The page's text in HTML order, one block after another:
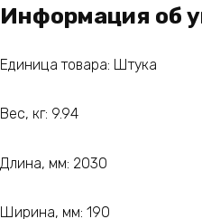
Информация об
Единица товара: Штука
Вес, кг: 9.94
Длина, мм: 2030
Ширина, мм: 190